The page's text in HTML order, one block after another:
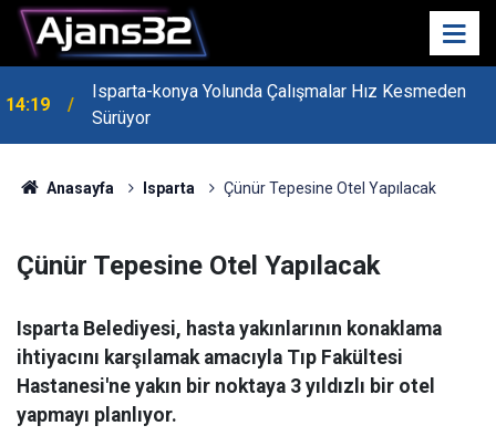
14:19
Isparta-konya Yolunda Çalışmalar Hız Kesmeden
Sürüyor
Anasayfa Isparta Çünür Tepesine Otel Yapılacak
Çünür Tepesine Otel Yapılacak
Isparta Belediyesi, hasta yakınlarının konaklama
ihtiyacını karşılamak amacıyla Tıp Fakültesi
Hastanesi'ne yakın bir noktaya 3 yıldızlı bir otel
yapmayı planlıyor.